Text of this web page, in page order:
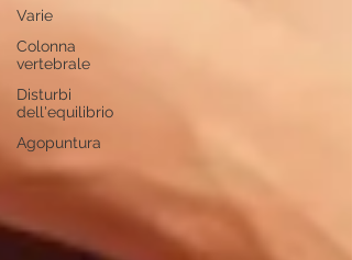
Varie
Colonna
vertebrale
Disturbi
dell'equilibrio
Agopuntura